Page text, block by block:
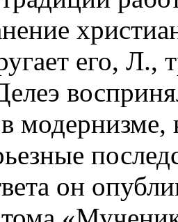
его,
модернизме,
он